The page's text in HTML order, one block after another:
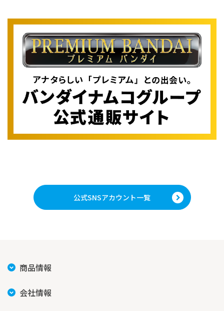
公式SNSアカウント一覧
商品情報
会社情報